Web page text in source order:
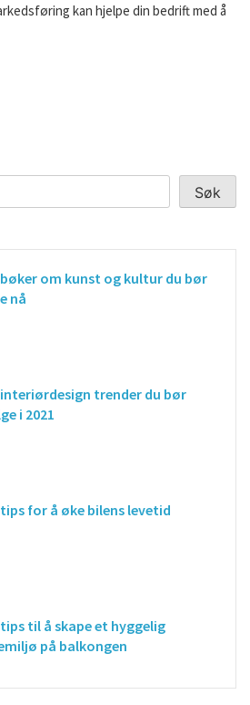
kan hjelpe din bedrift med å
Søk
bøker om kunst og kultur du bør
nå
interiørdesign trender du bør
i 2021
tips for å øke bilens levetid
tips til å skape et hyggelig
på balkongen